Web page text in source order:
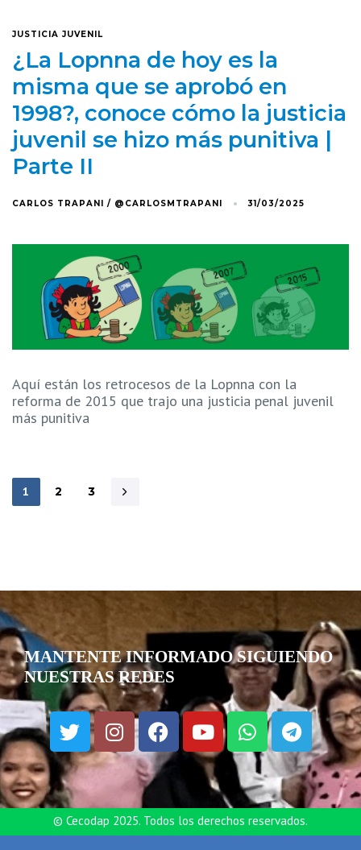
JUSTICIA JUVENIL
¿La Lopnna de hoy es la
misma que se aprobó en
1998?, conoce cómo la justicia
juvenil se hizo más punitiva |
Parte II
CARLOS TRAPANI / @CARLOSMTRAPANI 31/03/2025
Aquí están los retrocesos de la Lopnna con la
reforma de 2015 que trajo una justicia penal juvenil
más punitiva
1 2 3
MANTENTE INFORMADO SIGUIENDO
NUESTRAS REDES
© Cecodap 2025. Todos los derechos reservados.